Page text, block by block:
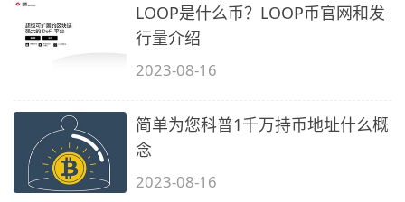
LOOP是什么币？LOOP币官网和发
行量介绍
2023-08-16
简单为您科普1千万持币地址什么概
念
2023-08-16